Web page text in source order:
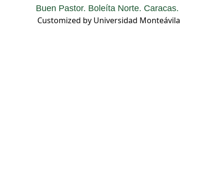
Buen Pastor. Boleíta Norte. Caracas.
Customized by Universidad Monteávila